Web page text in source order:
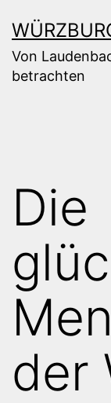
Inhalt
springen
Von
betrachten
Die
der